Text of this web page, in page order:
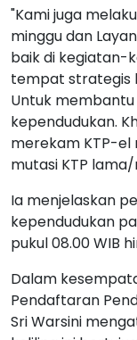
"Kami juga
minggu dan
baik di kegiatan-
tempat strategis
Untuk
kependudukan.
merekam KTP-
mutasi KTP
Ia menjelaskan
kependudukan
pukul 08.00 WIB
Dalam
Pendaftaran
Sri Warsini